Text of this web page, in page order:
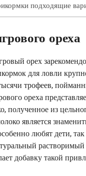
подходящие
ореха
орех
для ловли
трофеев,
ореха
полученное из
является
любят дети,
растворимый
добавку такой